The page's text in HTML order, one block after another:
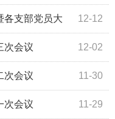
12-12
各支部党员大
12-02
次会议
11-30
次会议
11-29
次会议